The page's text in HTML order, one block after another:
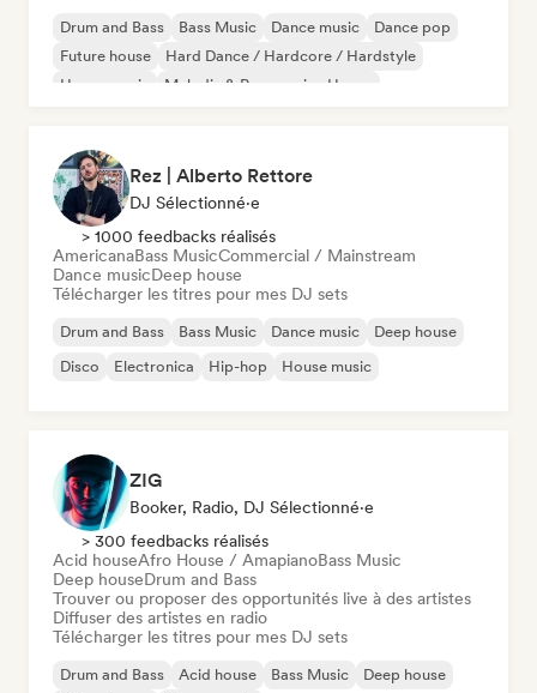
Drum and Bass Bass Music Dance music
Dance pop
Future house
Hard Dance / Hardcore / Hardstyle
House music
Melodic & Progressive House
Rez | Alberto Rettore
DJ Sélectionné·e
> 1000 feedbacks réalisés
AmericanaBass MusicCommercial / Mainstream
Dance musicDeep house
Télécharger les titres pour mes DJ sets
Drum and Bass Bass Music Dance music
Deep house
Disco
Electronica Hip-hop House music
ZIG
Booker, Radio, DJ Sélectionné·e
> 300 feedbacks réalisés
Acid houseAfro House / AmapianoBass Music
Deep houseDrum and Bass
Trouver ou proposer des opportunités live à des artistes
Diffuser des artistes en radio
Télécharger les titres pour mes DJ sets
Drum and Bass Acid house Bass Music
Deep house